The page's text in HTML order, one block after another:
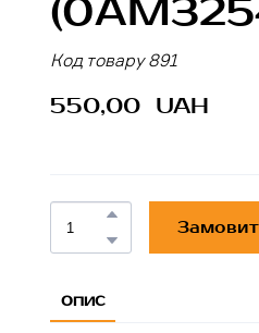
Код товару 891
550,00  UAH
ОПИС